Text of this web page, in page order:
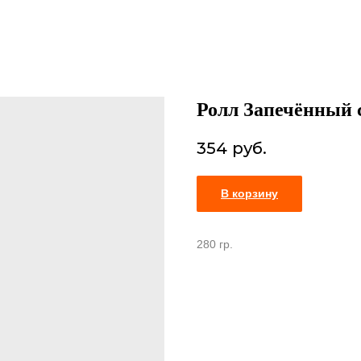
Ролл Запечённый
354 руб.
В корзину
280 гр.